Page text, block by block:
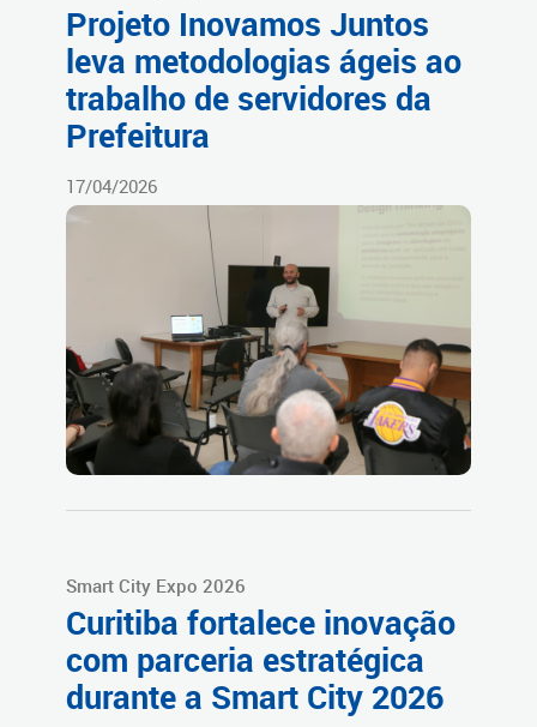
Projeto Inovamos Juntos
leva metodologias ágeis ao
trabalho de servidores da
Prefeitura
17/04/2026
Smart City Expo 2026
Curitiba fortalece inovação
com parceria estratégica
durante a Smart City 2026